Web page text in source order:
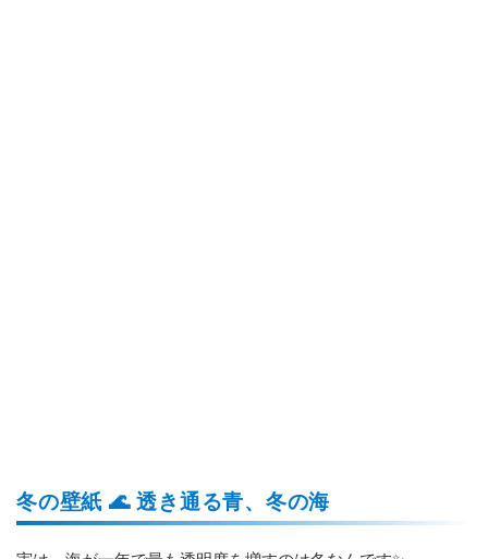
冬の壁紙 🌊 透き通る青、冬の海